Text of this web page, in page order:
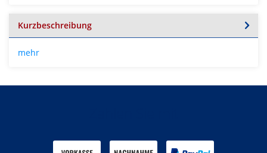
Kurzbeschreibung
mehr